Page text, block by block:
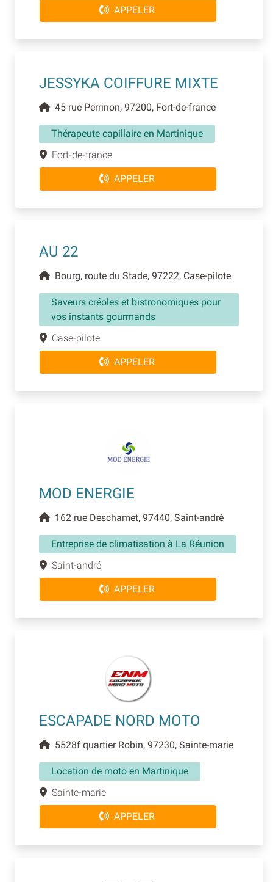
APPELER
JESSYKA COIFFURE MIXTE
45 rue Perrinon, 97200, Fort-de-france
Thérapeute capillaire en Martinique
Fort-de-france
APPELER
AU 22
Bourg, route du Stade, 97222, Case-pilote
Saveurs créoles et bistronomiques pour
vos instants gourmands
Case-pilote
APPELER
MOD ENERGIE
162 rue Deschamet, 97440, Saint-andré
Entreprise de climatisation à La Réunion
Saint-andré
APPELER
ESCAPADE NORD MOTO
5528f quartier Robin, 97230, Sainte-marie
Location de moto en Martinique
Sainte-marie
APPELER